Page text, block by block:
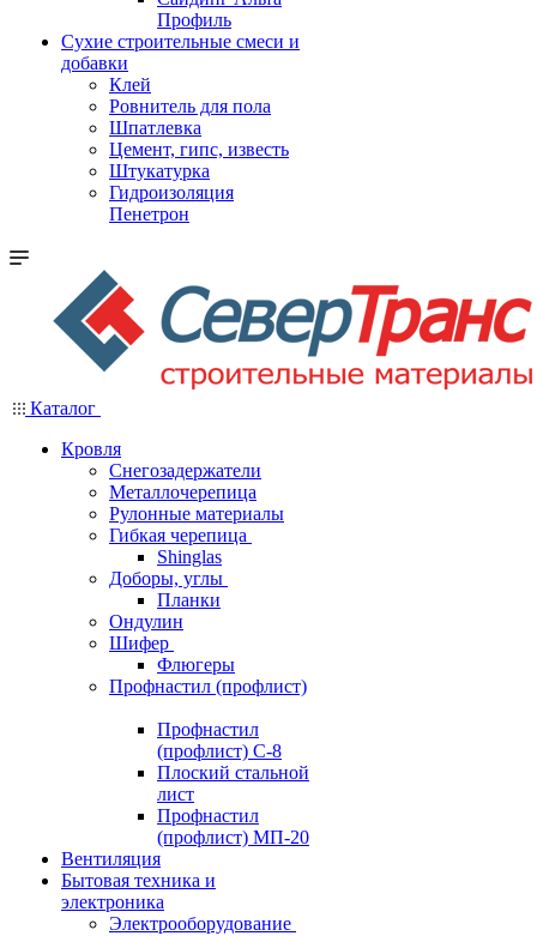
Профиль
Сухие строительные смеси и
добавки
Клей
Ровнитель для пола
Шпатлевка
Цемент, гипс, известь
Штукатурка
Гидроизоляция
Пенетрон
Каталог
Кровля
Снегозадержатели
Металлочерепица
Рулонные материалы
Гибкая черепица
Shinglas
Доборы, углы
Планки
Ондулин
Шифер
Флюгеры
Профнастил (профлист)
Профнастил
(профлист) С-8
Плоский стальной
лист
Профнастил
(профлист) МП-20
Вентиляция
Бытовая техника и
электроника
Электрооборудование